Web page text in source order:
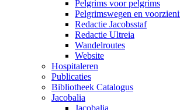
Pelgrims voor pelgrims
Pelgrimswegen en
Redactie Jacobsstaf
Redactie Ultreia
Wandelroutes
Website
Hospitaleren
Publicaties
Bibliotheek Catalogus
Jacobalia
Jacobalia